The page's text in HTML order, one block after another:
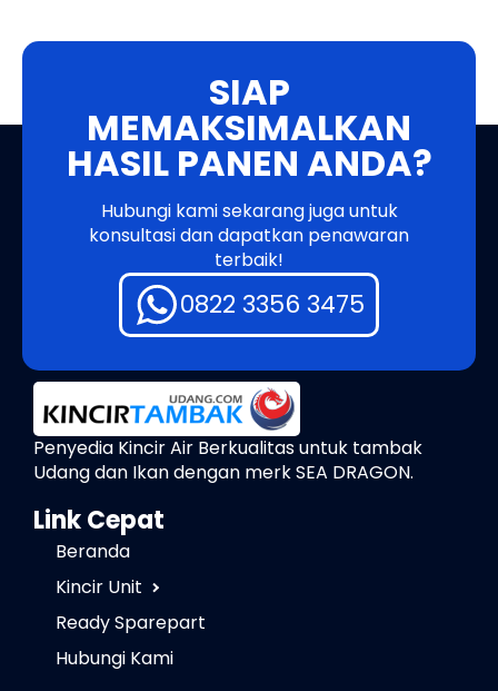
SIAP
MEMAKSIMALKAN
HASIL PANEN ANDA?
Hubungi kami sekarang juga untuk
konsultasi dan dapatkan penawaran
terbaik!
0822 3356 3475
Penyedia Kincir Air Berkualitas untuk tambak
Udang dan Ikan dengan merk SEA DRAGON.
Link Cepat
Beranda
Kincir Unit
Ready Sparepart
Hubungi Kami